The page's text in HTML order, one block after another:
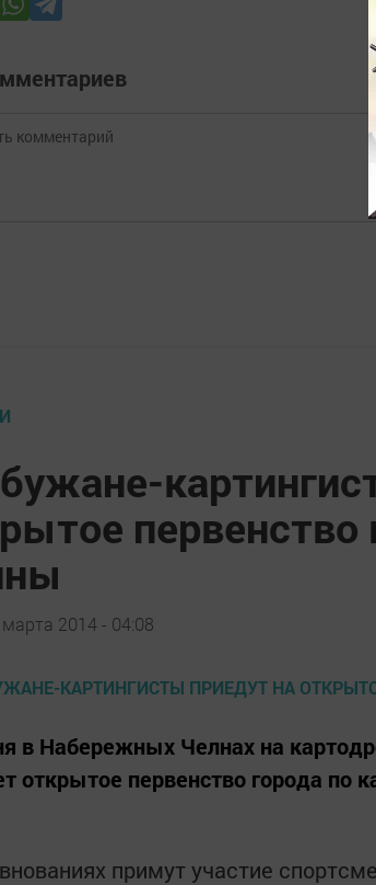
2014 - 04:08
в Набережных Челнах на
открытое первенство города по
примут участие